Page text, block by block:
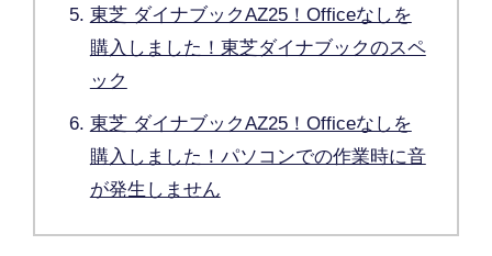
東芝 ダイナブックAZ25！Officeなしを
購入しました！東芝ダイナブックのスペ
ック
東芝 ダイナブックAZ25！Officeなしを
購入しました！パソコンでの作業時に音
が発生しません